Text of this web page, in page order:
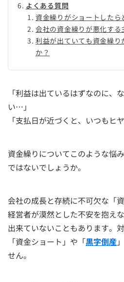
よくある質問
資金繰りがショートしたら
会社の資金繰りが悪化する
利益が出ていても資金繰
か？
「利益は出ているはずなのに、
い…」
「支払日が近づくと、いつもヒ
資金繰りについてこのような悩
ではないでしょうか。
会社の成長と存続に不可欠な「
経営者が漠然とした不安を抱え
出来ていないこともあります。
「資金ショート」や「黒字倒産
せん。